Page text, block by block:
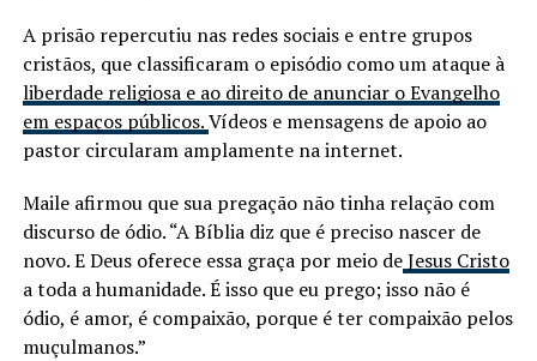
A prisão repercutiu nas redes sociais e entre grupos
cristãos, que classificaram o episódio como um ataque à
liberdade religiosa e ao direito de anunciar o Evangelho
em espaços públicos.Vídeos e mensagens de apoio ao
pastor circularam amplamente na internet.
Maile afirmou que sua pregação não tinha relação com
discurso de ódio. “A Bíblia diz que é preciso nascer de
novo. E Deus oferece essa graça por meio deJesus Cristo
a toda a humanidade. É isso que eu prego; isso não é
ódio, é amor, é compaixão, porque é ter compaixão pelos
muçulmanos.”